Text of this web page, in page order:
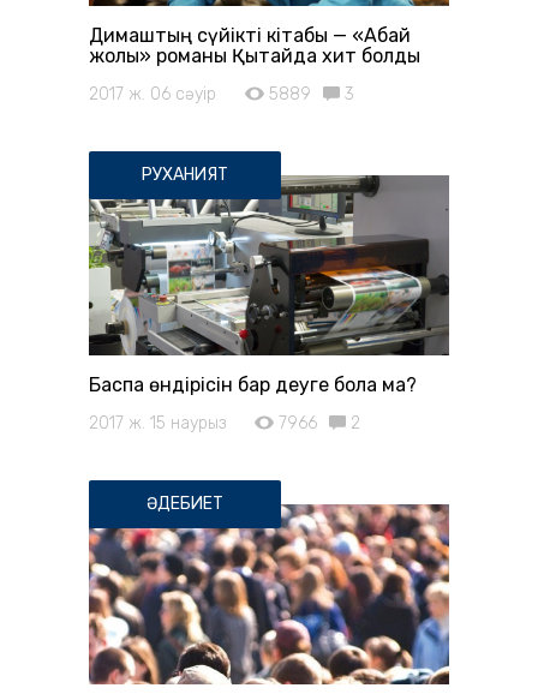
Димаштың сүйікті кітабы — «Абай
жолы» романы Қытайда хит болды
2017 ж. 06 сәуір 5889 3
РУХАНИЯТ
Баспа өндірісін бар деуге бола ма?
2017 ж. 15 наурыз 7966 2
ӘДЕБИЕТ